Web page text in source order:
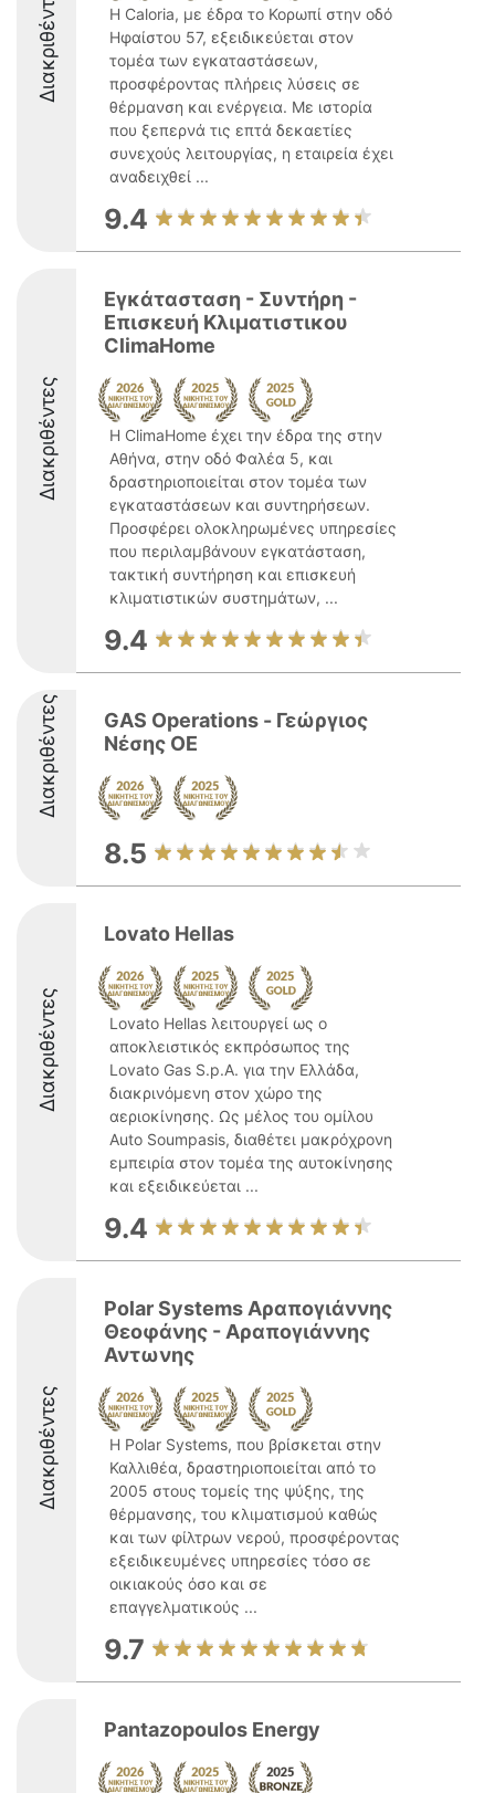
Διακριθέντες
Η Caloria, με έδρα το Κορωπί στην οδό
Ηφαίστου 57, εξειδικεύεται στον
τομέα των εγκαταστάσεων,
προσφέροντας πλήρεις λύσεις σε
θέρμανση και ενέργεια. Με ιστορία
που ξεπερνά τις επτά δεκαετίες
συνεχούς λειτουργίας, η εταιρεία έχει
αναδειχθεί ...
9.4
Διακριθέντες
Εγκάτασταση - Συντήρη -
Επισκευή Κλιματιστικου
ClimaHome
Η ClimaHome έχει την έδρα της στην
Αθήνα, στην οδό Φαλέα 5, και
δραστηριοποιείται στον τομέα των
εγκαταστάσεων και συντηρήσεων.
Προσφέρει ολοκληρωμένες υπηρεσίες
που περιλαμβάνουν εγκατάσταση,
τακτική συντήρηση και επισκευή
κλιματιστικών συστημάτων, ...
9.4
Διακριθέντες
GAS Operations - Γεώργιος
Νέσης ΟΕ
8.5
Διακριθέντες
Lovato Hellas
Lovato Hellas λειτουργεί ως ο
αποκλειστικός εκπρόσωπος της
Lovato Gas S.p.A. για την Ελλάδα,
διακρινόμενη στον χώρο της
αεριοκίνησης. Ως μέλος του ομίλου
Auto Soumpasis, διαθέτει μακρόχρονη
εμπειρία στον τομέα της αυτοκίνησης
και εξειδικεύεται ...
9.4
Διακριθέντες
Polar Systems Αραπογιάννης
Θεοφάνης - Αραπογιάννης
Αντωνης
Η Polar Systems, που βρίσκεται στην
Καλλιθέα, δραστηριοποιείται από το
2005 στους τομείς της ψύξης, της
θέρμανσης, του κλιματισμού καθώς
και των φίλτρων νερού, προσφέροντας
εξειδικευμένες υπηρεσίες τόσο σε
οικιακούς όσο και σε
επαγγελματικούς ...
9.7
Pantazopoulos Energy